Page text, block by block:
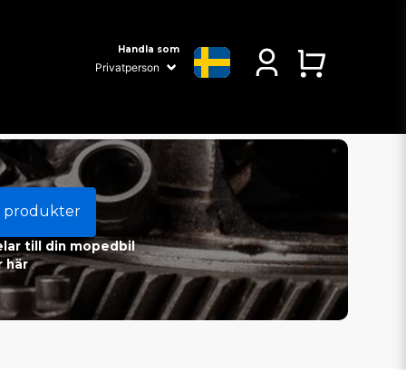
Handla som
produkter
till din mopedbil
här